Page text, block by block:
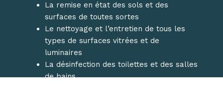
La remise en état des sols et des
surfaces de toutes sortes
Le nettoyage et l’entretien de tous les
types de surfaces vitrées et de
luminaires
La désinfection des toilettes et des salles
de bains